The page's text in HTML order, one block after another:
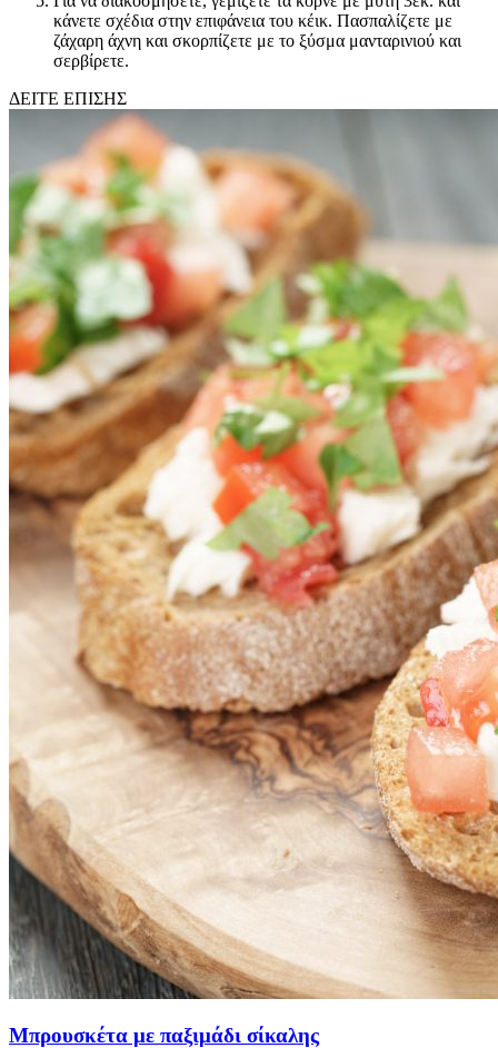
κάνετε σχέδια στην επιφάνεια του κέικ. Πασπαλίζετε με
ζάχαρη άχνη και σκορπίζετε με το ξύσμα μανταρινιού και
σερβίρετε.
ΔΕΙΤΕ ΕΠΙΣΗΣ
Μπρουσκέτα με παξιμάδι σίκαλης